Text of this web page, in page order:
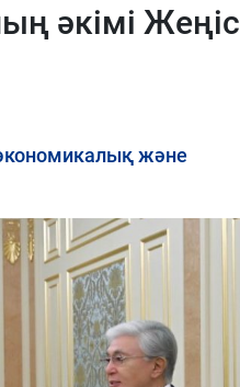
әкімі Жеңіс
және